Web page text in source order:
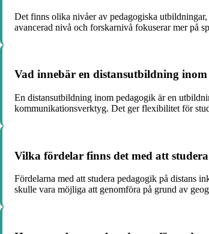
Det finns olika nivåer av pedagogiska
avancerad nivå och forskarnivå fokuserar mer på
Vad innebär en distansutbildning
En distansutbildning inom pedagogik är en
kommunikationsverktyg. Det ger flexibilitet för
Vilka fördelar finns det med att
Fördelarna med att studera pedagogik på distans
skulle vara möjliga att genomföra på grund av